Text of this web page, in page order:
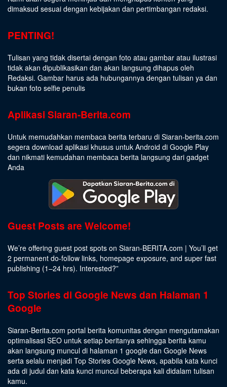
dimaksud sesuai dengan kebijakan dan pertimbangan redaksi.
PENTING!
Tulisan yang tidak disertai dengan foto atau gambar atau ilustrasi
tidak akan dipublikasikan dan akan langsung dihapus oleh
Redaksi. Gambar harus ada hubungannya dengan tulisan ya dan
bukan foto selfie penulis
Aplikasi Siaran-Berita.com
Untuk memudahkan membaca berita terbaru di Siaran-berita.com
segera download aplikasi khusus untuk Android di Google Play
dan nikmati kemudahan membaca berita langsung dari gadget
Anda
Guest Posts are Welcome!
We’re offering guest post spots on Siaran-BERITA.com | You’ll get
2 permanent do-follow links, homepage exposure, and super fast
publishing (1–24 hrs). Interested?”
Top Stories di Google News dan Halaman 1
Google
Siaran-Berita.com portal berita komunitas dengan mengutamakan
optimalisasi SEO untuk setiap beritanya sehingga berita kamu
akan langsung muncul di halaman 1 google dan Google News
serta selalu menjadi Top Stories Google News, apabila kata kunci
ada di judul dan kata kunci muncul beberapa kali didalam tulisan
kamu.